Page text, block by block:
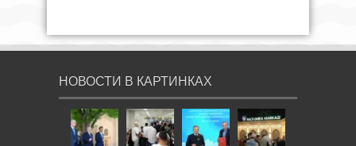
НОВОСТИ В КАРТИНКАХ